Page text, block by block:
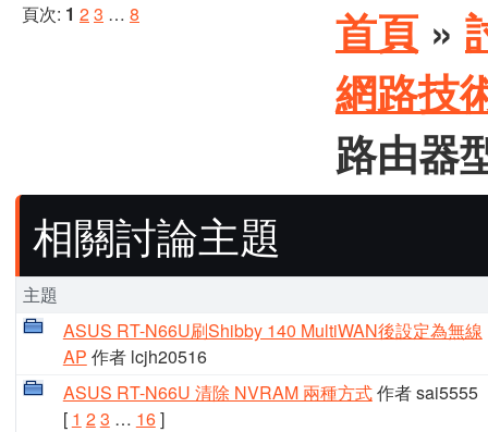
頁次: 1 23 … 8 首頁 »
網路技
路由器
相關討論主題
主題
ASUS RT-N66U刷Shibby 140 MultiWAN後設定為無線
AP 作者 lcjh20516
ASUS RT-N66U 清除 NVRAM 兩種方式作者 sai5555
[ 1 23 … 16]